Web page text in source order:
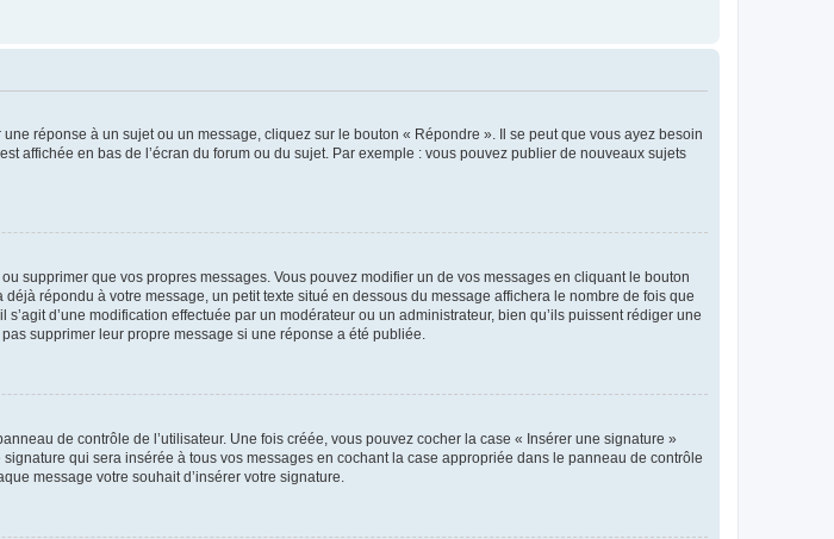
réponse à un sujet ou un message, cliquez sur le bouton « Répondre ». Il se peut que vous ayez besoin
affichée en bas de l’écran du forum ou du sujet. Par exemple : vous pouvez publier de nouveaux sujets
supprimer que vos propres messages. Vous pouvez modifier un de vos messages en cliquant le bouton
répondu à votre message, un petit texte situé en dessous du message affichera le nombre de fois que
d’une modification effectuée par un modérateur ou un administrateur, bien qu’ils puissent rédiger une
supprimer leur propre message si une réponse a été publiée.
de contrôle de l’utilisateur. Une fois créée, vous pouvez cocher la case « Insérer une signature »
qui sera insérée à tous vos messages en cochant la case appropriée dans le panneau de contrôle
message votre souhait d’insérer votre signature.